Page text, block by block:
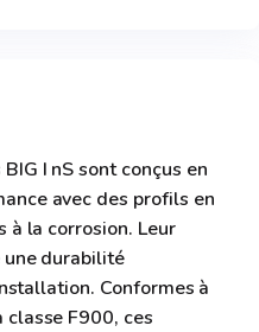
I nS sont conçus en
avec des profils en
la corrosion. Leur
une durabilité
Conformes à
F900, ces